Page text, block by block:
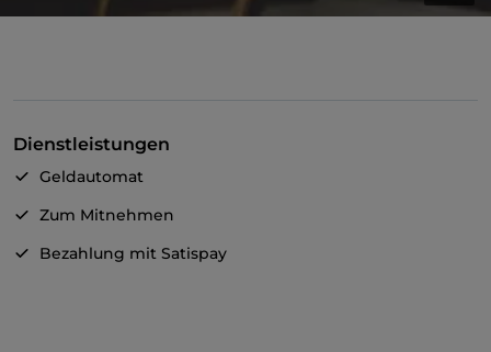
Dienstleistungen
Geldautomat
Zum Mitnehmen
Bezahlung mit Satispay